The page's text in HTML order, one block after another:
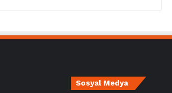
Sosyal Medya